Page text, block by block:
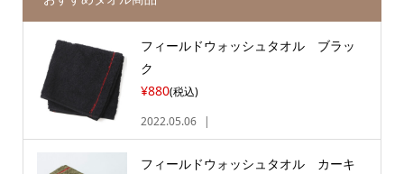
フィールドウォッシュタオル ブラッ
ク
¥880(税込)
2022.05.06
フィールドウォッシュタオル カーキ